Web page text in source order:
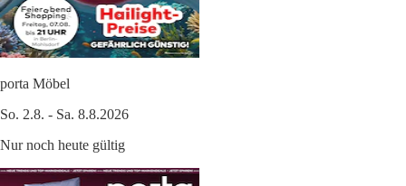
porta Möbel
So. 2.8. - Sa. 8.8.2026
Nur noch heute gültig